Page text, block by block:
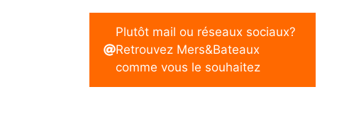
Plutôt mail ou réseaux sociaux?
Retrouvez Mers&Bateaux
comme vous le souhaitez